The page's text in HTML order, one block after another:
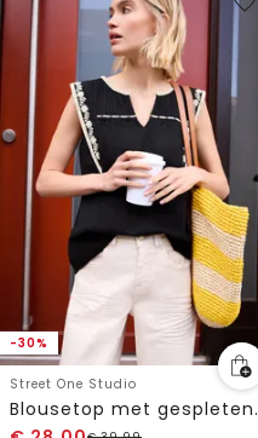
-30%
Street One Studio
Blousetop